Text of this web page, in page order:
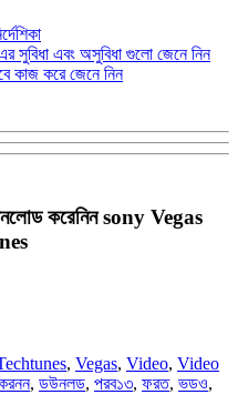
সুবিধা এবং অসুবিধা গুলো জেনে নিন
কাজ করে জেনে নিন
করেনিন sony Vegas
, Vegas, Video, Video
, ডউনলড, পরব১৩, ফরত, ভডও,